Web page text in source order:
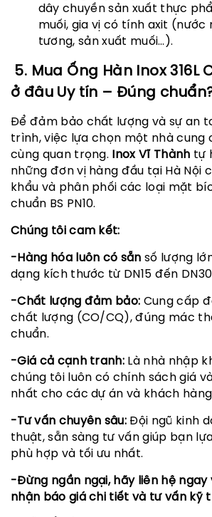
dây chuyền sản xuất thực
muối, gia vị có tính axit (nước
tương, sản xuất muối…).
5. Mua Ống Hàn Inox 316L
ở đâu Uy tín – Đúng
Để đảm bảo chất lượng và sự an
trình, việc lựa chọn một nhà cung
cùng quan trọng.
Inox Vĩ Thành tự
những đơn vị hàng đầu tại Hà Nội
khẩu và phân phối các loại mặt
chuẩn BS PN10.
Chúng tôi cam kết:
-Hàng hóa luôn có sẵn số lượng
dạng kích thước từ DN15 đến
-Chất lượng đảm bảo: Cung cấp
chất lượng (CO/CQ), đúng mác
chuẩn.
-Giá cả cạnh tranh: Là nhà nhập
chúng tôi luôn có chính sách giá
nhất cho các dự án và khách
-Tư vấn chuyên sâu: Đội ngũ kinh
thuật, sẵn sàng tư vấn giúp bạn
phù hợp và tối ưu nhất.
-Đừng ngần ngại, hãy liên hệ
nhận báo giá chi tiết và tư vấn kỹ